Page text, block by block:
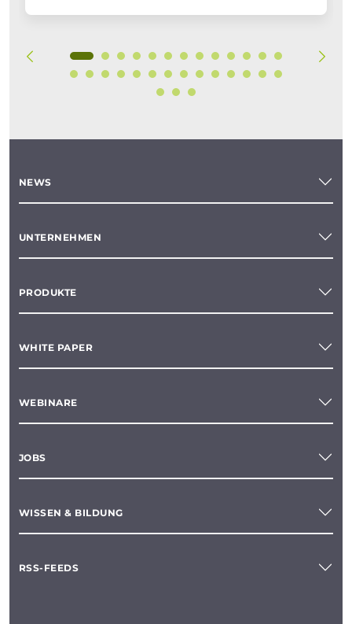
NEWS
UNTERNEHMEN
PRODUKTE
WHITE PAPER
WEBINARE
JOBS
WISSEN & BILDUNG
RSS-FEEDS